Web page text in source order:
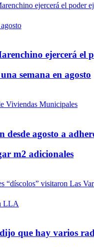
ejercerá el
semana en agosto
desde agosto a
m2 adicionales
que hay varios